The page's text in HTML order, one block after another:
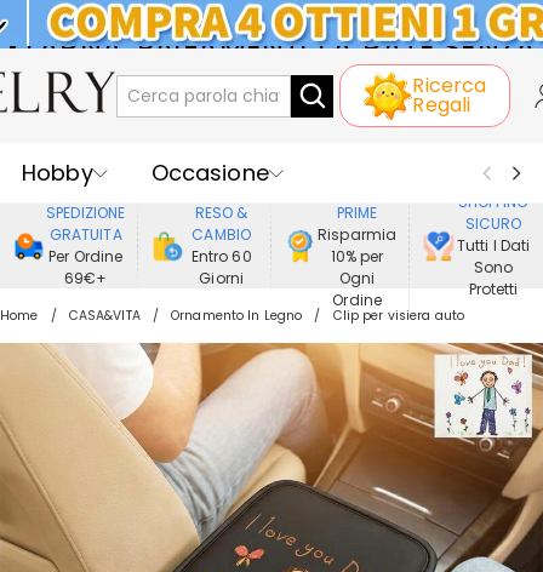
KLARNA: PAGAMENTO A RATE SENZA
INTERESSI
Ricerca
Regali
Hobby
Occasione
Ricevente
Best Seller
Nuovi
Gioielli
Casa&Vita
Abbigliamento
SPEDIZIONE
GRATUITA
Per Ordine
69€+
RESO &
CAMBIO
Entro 60
Giorni
PRIME
Risparmia
10% per
Ogni
Ordine
SHOPPING
SICURO
Tutti I Dati
Sono
Protetti
Home CASA&VITA Ornamento In Legno Clip per visiera auto